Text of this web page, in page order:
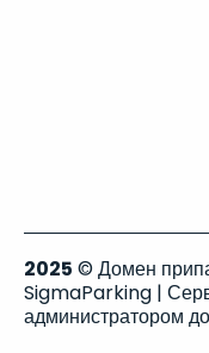
2025 © Домен
SigmaParking |
администратором